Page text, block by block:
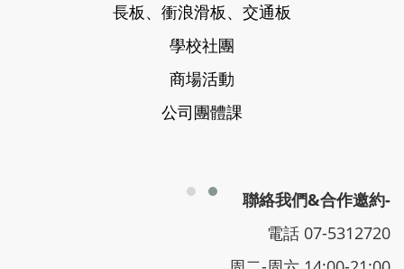
長板、衝浪滑板、交通板
學校社團
商場活動
公司團體課
聯絡我們&合作邀約-
電話 07-5312720